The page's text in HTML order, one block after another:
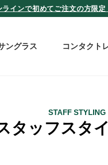
ラインで初めてご注文の方限定
ングラス コンタクト
STAFF STYLING
タッフスタ